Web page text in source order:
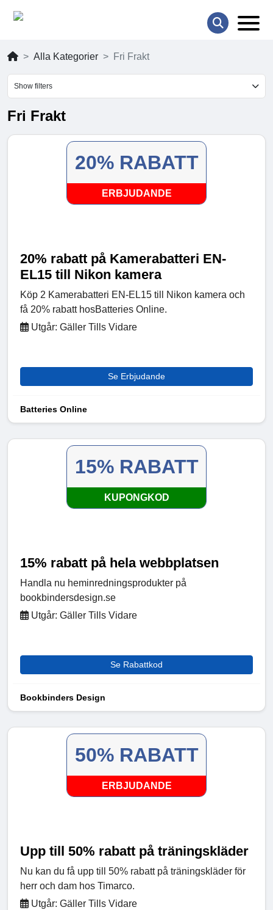
Alla Kategorier Fri Frakt
Show filters
Fri Frakt
20% RABATT
ERBJUDANDE
20% rabatt på Kamerabatteri EN-
EL15 till Nikon kamera
Köp 2 Kamerabatteri EN-EL15 till Nikon kamera och
få 20% rabatt hosBatteries Online.
Utgår: Gäller Tills Vidare
Se Erbjudande
Batteries Online
15% RABATT
KUPONGKOD
15% rabatt på hela webbplatsen
Handla nu heminredningsprodukter på
bookbindersdesign.se
Utgår: Gäller Tills Vidare
Se Rabattkod
Bookbinders Design
50% RABATT
ERBJUDANDE
Upp till 50% rabatt på träningskläder
Nu kan du få upp till 50% rabatt på träningskläder för
herr och dam hos Timarco.
Utgår: Gäller Tills Vidare